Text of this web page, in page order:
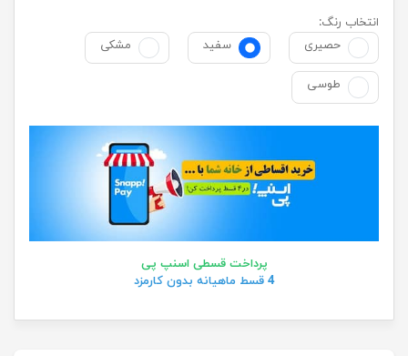
انتخاب رنگ:
حصیری
سفید مشکی
طوسی
پرداخت قسطی اسنپ پی
4 قسط ماهیانه بدون کارمزد